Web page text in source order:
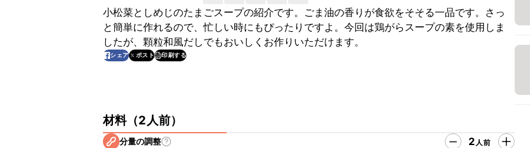
小松菜としめじのたまごスープの紹介です。ごま油の香りが食欲をそそる一品です。さっ
と簡単に作れるので、忙しい時にもぴったりですよ。今回は鶏がらスープの素を使用しま
したが、顆粒和風だしでもおいしくお作りいただけます。
シェア ポスト 印刷する
材料（2人前）
分量の調整 2 人前